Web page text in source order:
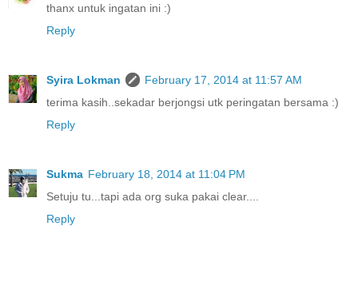
thanx untuk ingatan ini :)
Reply
Syira Lokman
February 17, 2014 at 11:57 AM
terima kasih..sekadar berjongsi utk peringatan bersama :)
Reply
Sukma February 18, 2014 at 11:04 PM
Setuju tu...tapi ada org suka pakai clear....
Reply